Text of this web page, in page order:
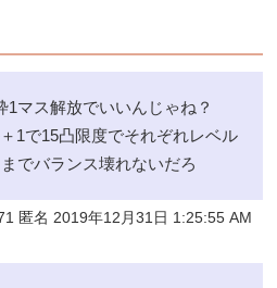
マス解放でいいんじゃね？
1で15凸限度でそれぞれレベル
でバランス壊れないだろ
匿名 2019年12月31日 1:25:55 AM